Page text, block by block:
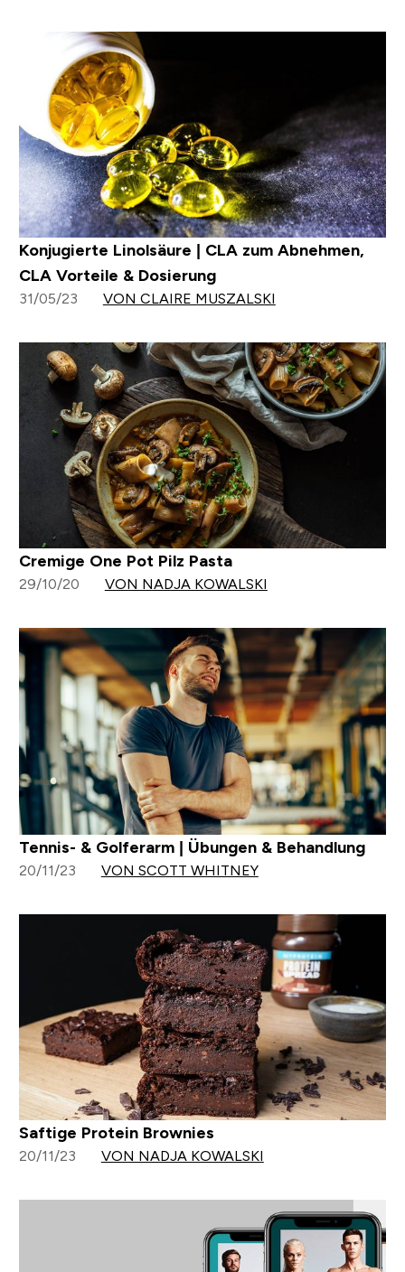
Konjugierte Linolsäure | CLA zum Abnehmen,
CLA Vorteile & Dosierung
31/05/23 VON CLAIRE MUSZALSKI
Cremige One Pot Pilz Pasta
29/10/20 VON NADJA KOWALSKI
Tennis- & Golferarm | Übungen & Behandlung
20/11/23 VON SCOTT WHITNEY
Saftige Protein Brownies
20/11/23 VON NADJA KOWALSKI